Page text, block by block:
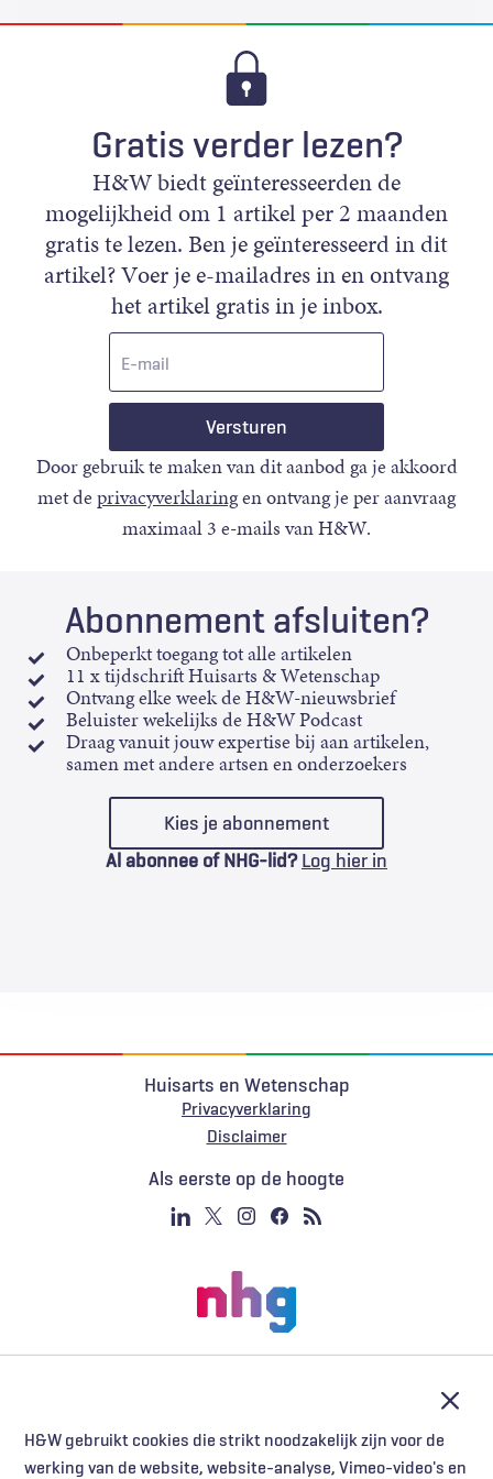
H&W gebruikt cookies die strikt noodzakelijk zijn voor de
werking van de website, website-analyse, Vimeo-video's en
Gratis verder lezen?
H&W biedt geïnteresseerden de
mogelijkheid om 1 artikel per 2 maanden
gratis te lezen. Ben je geïnteresseerd in dit
artikel? Voer je e-mailadres in en ontvang
het artikel gratis in je inbox.
Door gebruik te maken van dit aanbod ga je akkoord
met deprivacyverklaringen ontvang je per aanvraag
maximaal 3 e-mails van H&W.
Abonnement afsluiten?
Onbeperkt toegang tot alle artikelen
11 x tijdschrift Huisarts & Wetenschap
Ontvang elke week de H&W-nieuwsbrief
Beluister wekelijks de H&W Podcast
Draag vanuit jouw expertise bij aan artikelen,
samen met andere artsen en onderzoekers
Kies je abonnement
Al abonnee of NHG-lid? Log hier in
Huisarts en Wetenschap
Privacyverklaring
Voet
Disclaimer
Als eerste op de hoogte